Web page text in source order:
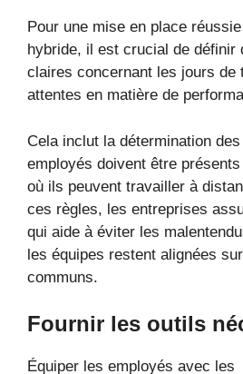
Pour une mise en place
hybride, il est crucial de définir
claires concernant les jours de
attentes en matière de
Cela inclut la détermination
employés doivent être
où ils peuvent travailler à
ces règles, les entreprises
qui aide à éviter les
les équipes restent alignées
communs.
Fournir les outils
Équiper les employés avec les